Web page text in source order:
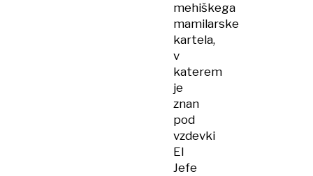
mehiškega
mamilarske
kartela,
v
katerem
je
znan
pod
vzdevki
El
Jefe